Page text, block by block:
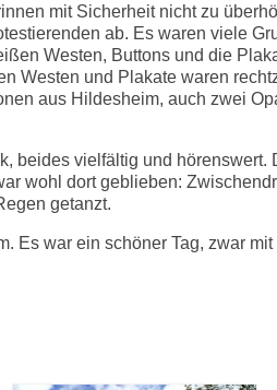
mit Sicherheit nicht zu
ab. Es waren viele
Westen, Buttons und die
Westen und Plakate waren
aus Hildesheim, auch zwei
beides vielfältig und hörenswert.
wohl dort geblieben:
getanzt.
Es war ein schöner Tag, zwar